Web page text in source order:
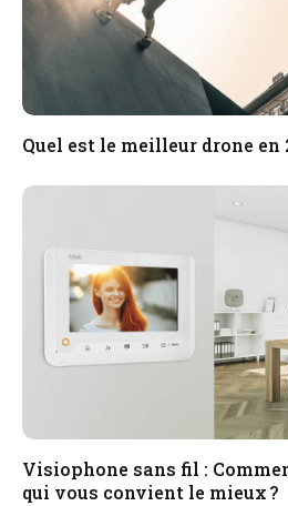
Quel est le meilleur drone en
Visiophone sans fil :
qui vous convient le mieux ?